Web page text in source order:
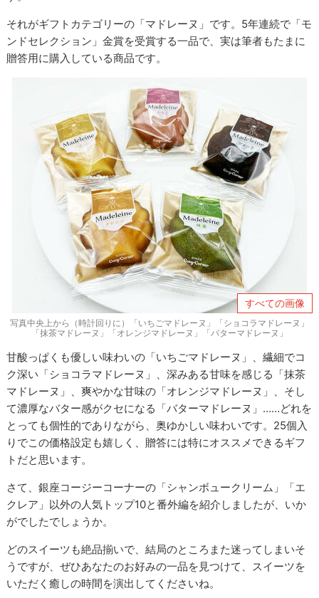
それがギフトカテゴリーの「マドレーヌ」です。5年連続で「モ
ンドセレクション」金賞を受賞する一品で、実は筆者もたまに
贈答用に購入している商品です。
すべての画像
写真中央上から（時計回りに）「いちごマドレーヌ」「ショコラマドレーヌ」
「抹茶マドレーヌ」「オレンジマドレーヌ」「バターマドレーヌ」
甘酸っぱくも優しい味わいの「いちごマドレーヌ」、繊細でコ
ク深い「ショコラマドレーヌ」、深みある甘味を感じる「抹茶
マドレーヌ」、爽やかな甘味の「オレンジマドレーヌ」、そし
て濃厚なバター感がクセになる「バターマドレーヌ」……どれを
とっても個性的でありながら、奥ゆかしい味わいです。25個入
りでこの価格設定も嬉しく、贈答には特にオススメできるギフ
トだと思います。
さて、銀座コージーコーナーの「シャンボュークリーム」「エ
クレア」以外の人気トップ10と番外編を紹介しましたが、いか
がでしたでしょうか。
どのスイーツも絶品揃いで、結局のところまた迷ってしまいそ
うですが、ぜひあなたのお好みの一品を見つけて、スイーツを
いただく癒しの時間を演出してくださいね。